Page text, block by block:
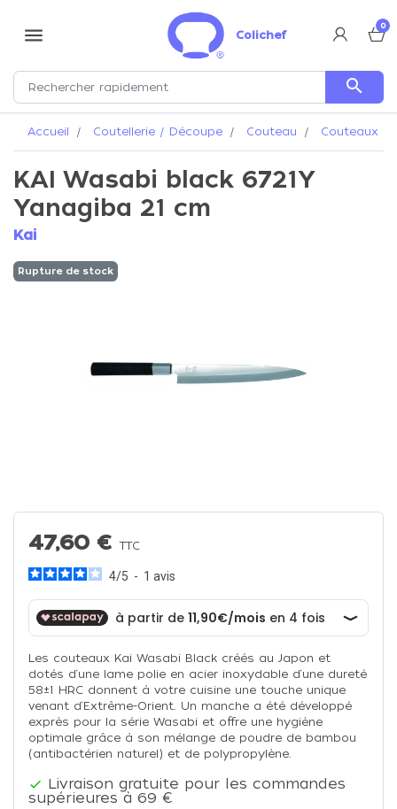
menu Colichef
0
search
Accueil Coutellerie / Découpe Couteau Couteaux
KAI Wasabi black 6721Y
Yanagiba 21 cm
Kai
Rupture de stock
47,60 €TTC
4/5 - 1 avis
Les couteaux Kai Wasabi Black créés au Japon et
dotés d‘une lame polie en acier inoxydable d‘une dureté
58±1 HRC donnent à votre cuisine une touche unique
venant d‘Extrême-Orient. Un manche a été développé
exprès pour la série Wasabi et offre une hygiène
optimale grâce à son mélange de poudre de bambou
(antibactérien naturel) et de polypropylène.
 Livraison gratuite pour les commandes
supérieures à 69 €